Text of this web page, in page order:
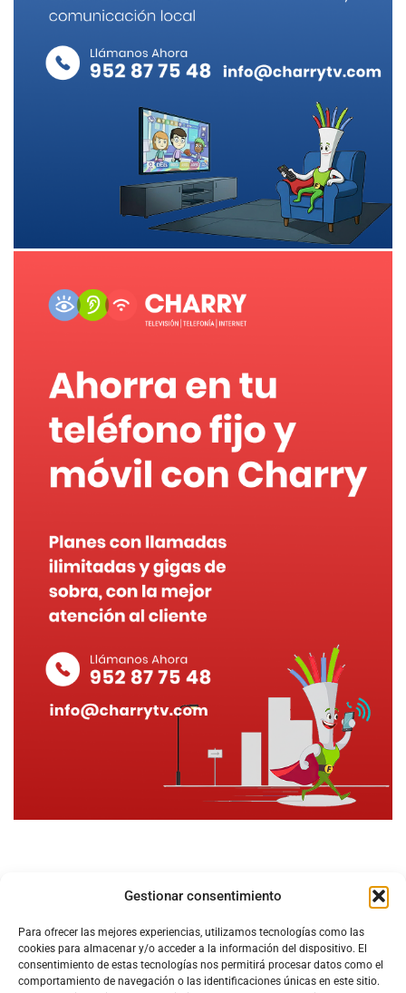
Gestionar consentimiento
Para ofrecer las mejores experiencias, utilizamos tecnologías como las
cookies para almacenar y/o acceder a la información del dispositivo. El
consentimiento de estas tecnologías nos permitirá procesar datos como el
comportamiento de navegación o las identificaciones únicas en este sitio.